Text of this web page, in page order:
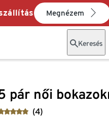
Megnézem
Keresés
pár női
(4)